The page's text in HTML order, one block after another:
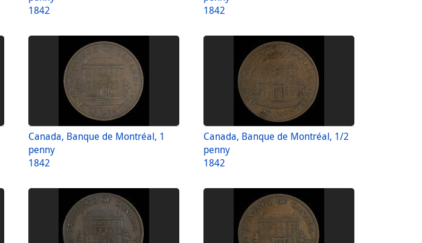
1842
1842
Canada, Banque de Montréal, 1
penny
1842
Canada, Banque de Montréal, 1/2
penny
1842